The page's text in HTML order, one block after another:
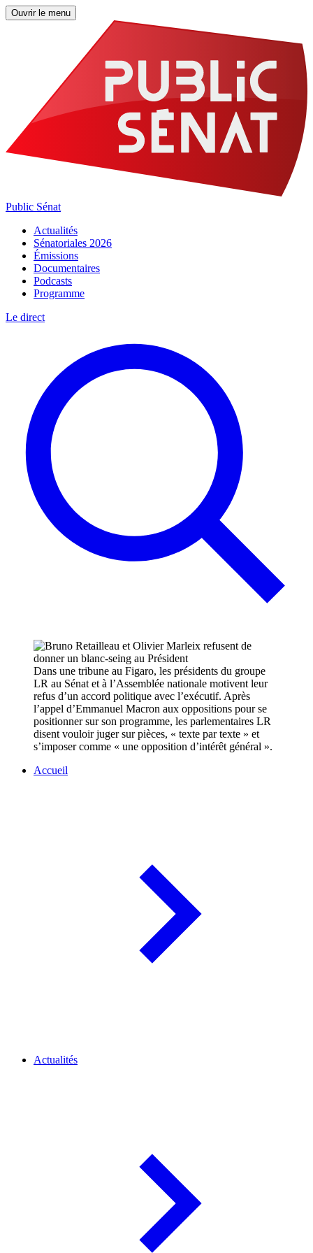
Ouvrir le menu
Public Sénat
Actualités
Sénatoriales 2026
Émissions
Documentaires
Podcasts
Programme
Le direct
Dans une tribune au Figaro, les présidents du groupe
LR au Sénat et à l’Assemblée nationale motivent leur
refus d’un accord politique avec l’exécutif. Après
l’appel d’Emmanuel Macron aux oppositions pour se
positionner sur son programme, les parlementaires LR
disent vouloir juger sur pièces, « texte par texte » et
s’imposer comme « une opposition d’intérêt général ».
Accueil
Actualités